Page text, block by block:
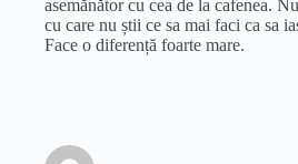
asemănător cu cea de la cafenea.
cu care nu știi ce sa mai faci ca sa
Face o diferență foarte mare.